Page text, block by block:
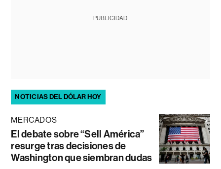
PUBLICIDAD
NOTICIAS DEL DÓLAR HOY
MERCADOS
El debate sobre “Sell América”
resurge tras decisiones de
Washington que siembran dudas